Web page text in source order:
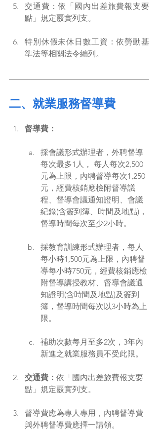
交通費：依「國內出差旅費報支要
點」規定覈實列支。
特別休假未休日數工資：依勞動基
準法等相關法令編列。
二、 就業服務督導費
督導費：
採會議形式辦理者，外聘督導
每次最多1人， 每人每次2,500
元為上限，內聘督導每次1,250
元，經費核銷應檢附督導議
程、督導會議通知證明、會議
紀錄(含簽到簿、時間及地點)，
督導時間每次至少2小時。
採教育訓練形式辦理者，每人
每小時1,500元為上限，內聘督
導每小時750元，經費核銷應檢
附督導講授教材、督導會議通
知證明(含時間及地點)及簽到
簿，督導時間每次以3小時為上
限。
補助次數每月至多2次，3年內
新進之就業服務員不受此限。
交通費： 依「國內出差旅費報支要
點」規定覈實列支。
督導費應為專人專用，內聘督導費
與外聘督導費應擇一請領。